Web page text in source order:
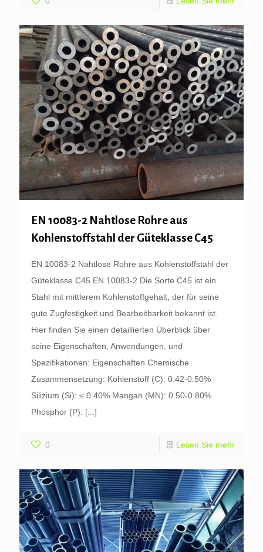
EN 10083-2 Nahtlose Rohre aus
Kohlenstoffstahl der Güteklasse C45
EN 10083-2 Nahtlose Rohre aus Kohlenstoffstahl der
Güteklasse C45 EN 10083-2 Die Sorte C45 ist ein
Stahl mit mittlerem Kohlenstoffgehalt, der für seine
gute Zugfestigkeit und Bearbeitbarkeit bekannt ist.
Hier finden Sie einen detaillierten Überblick über
seine Eigenschaften, Anwendungen, und
Spezifikationen: Eigenschaften Chemische
Zusammensetzung: Kohlenstoff (C): 0.42-0.50%
Silizium (Si): ≤ 0.40% Mangan (MN): 0.50-0.80%
Phosphor (P): [...]
0 Lesen Sie mehr